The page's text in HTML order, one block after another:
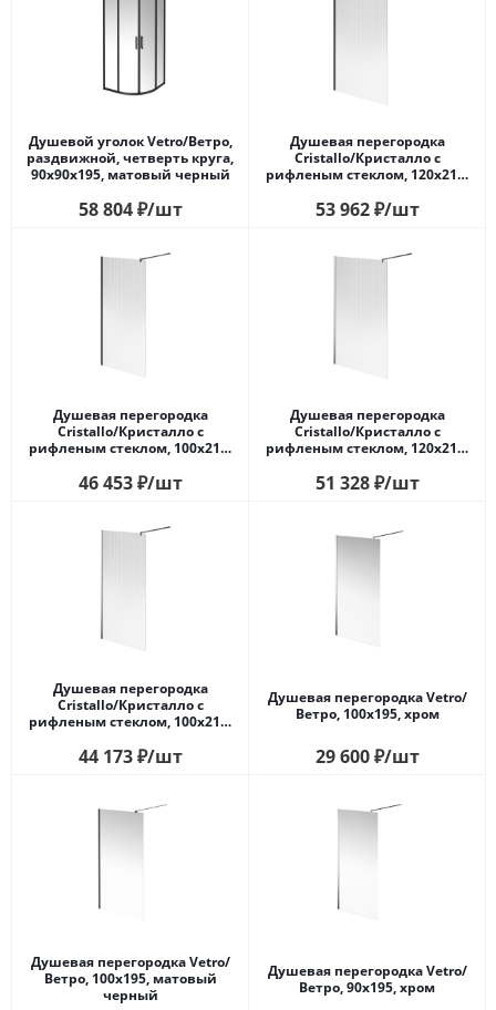
Душевой уголок Vetro/Ветро,
раздвижной, четверть круга,
90х90х195, матовый черный
58 804₽/шт
Душевая перегородка
Cristallo/Кристалло с
рифленым стеклом, 120х210,
53 962₽/шт
Душевая перегородка
Cristallo/Кристалло с
рифленым стеклом, 100х210,
46 453₽/шт
Душевая перегородка
Cristallo/Кристалло с
рифленым стеклом, 120х210,
51 328₽/шт
Душевая перегородка
Cristallo/Кристалло с
рифленым стеклом, 100х210,
44 173₽/шт
Душевая перегородка Vetro/
Ветро, 100х195, хром
29 600₽/шт
Душевая перегородка Vetro/
Ветро, 100х195, матовый
черный
Душевая перегородка Vetro/
Ветро, 90х195, хром